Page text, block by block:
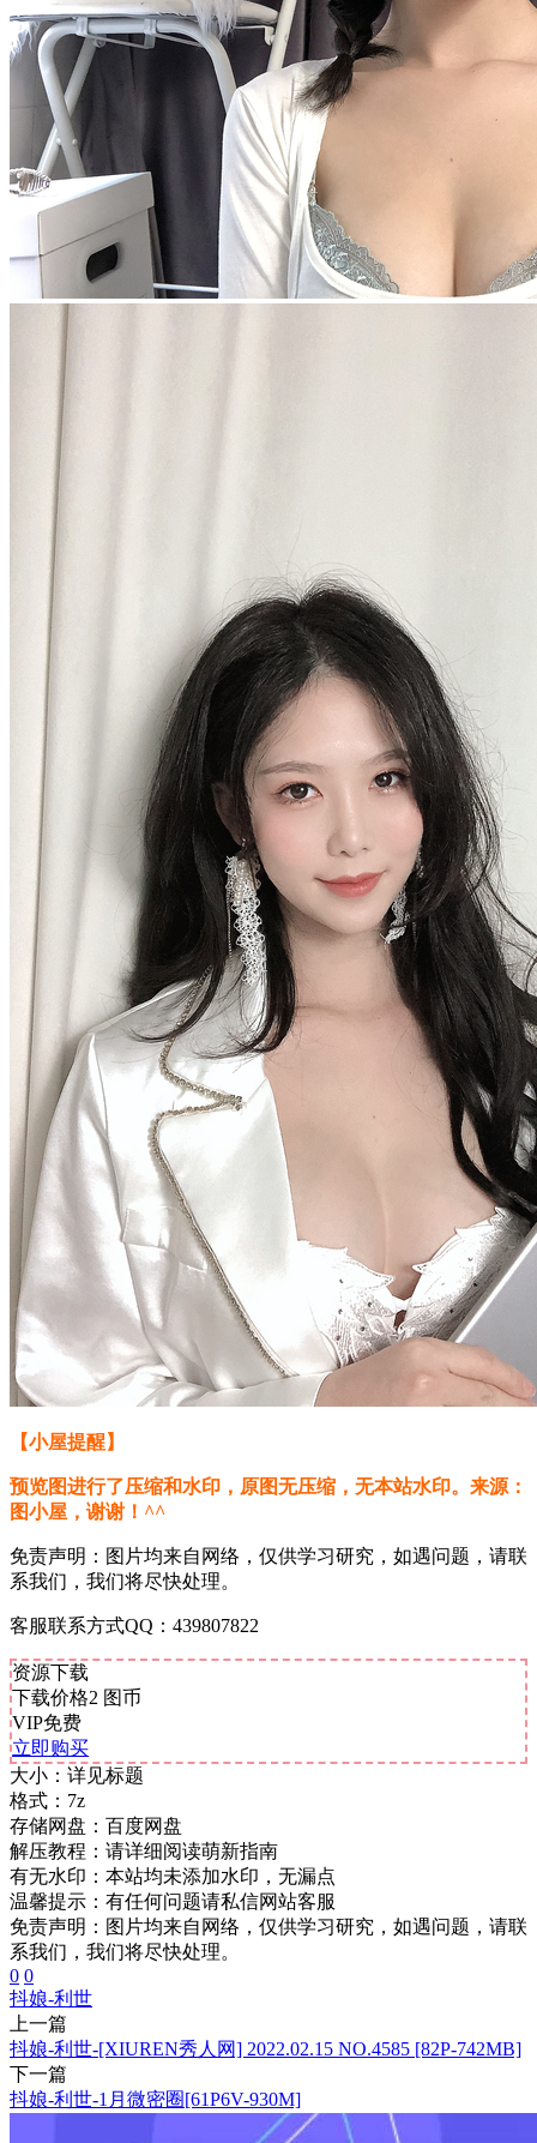
【小屋提醒】
预览图进行了压缩和水印，原图无压缩，无本站水印。来源：
图小屋，谢谢！^^
免责声明：图片均来自网络，仅供学习研究，如遇问题，请联
系我们，我们将尽快处理。
客服联系方式QQ：439807822
资源下载
下载价格2 图币
VIP免费
立即购买
大小： 详见标题
格式： 7z
存储网盘： 百度网盘
解压教程： 请详细阅读萌新指南
有无水印： 本站均未添加水印，无漏点
温馨提示： 有任何问题请私信网站客服
免责声明：图片均来自网络，仅供学习研究，如遇问题，请联
系我们，我们将尽快处理。
0 0
抖娘-利世
上一篇
抖娘-利世-[XIUREN秀人网] 2022.02.15 NO.4585 [82P-742MB]
下一篇
抖娘-利世-1月微密圈[61P6V-930M]